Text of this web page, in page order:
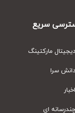
سریع
مارکتینگ
سرا
ای